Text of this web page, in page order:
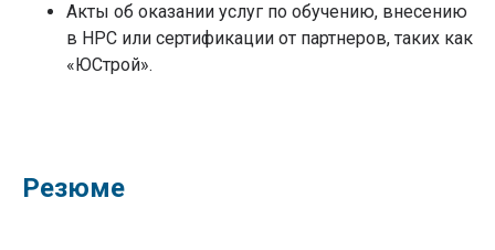
Акты об оказании услуг по обучению, внесению
в НРС или сертификации от партнеров, таких как
«ЮСтрой».
Резюме